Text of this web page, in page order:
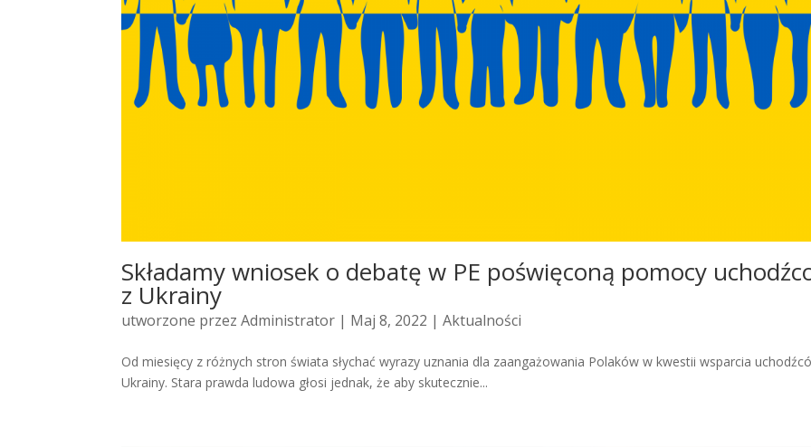
Składamy wniosek o debatę w PE poświęconą pomocy
z Ukrainy
utworzone przezAdministrator | Maj 8, 2022 |Aktualności
Od miesięcy z różnych stron świata słychać wyrazy uznania dla zaangażowania Polaków w kwestii wsparcia
Ukrainy. Stara prawda ludowa głosi jednak, że aby skutecznie...